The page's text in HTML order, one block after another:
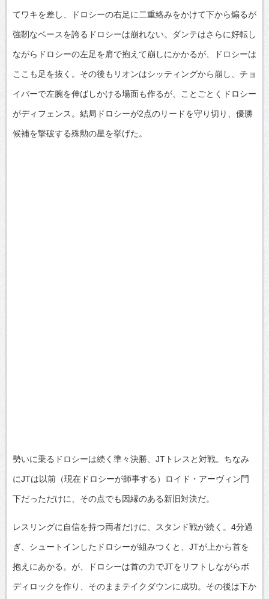
てワキを差し、ドロシーの右足に二重絡みをかけて下から煽るが
強靭なベースを誇るドロシーは崩れない。ダンテはさらに好転し
ながらドロシーの左足を肩で抱えて崩しにかかるが、ドロシーは
ここも足を抜く。その後もリオンはシッティングから崩し、チョ
イバーで左腕を伸ばしかける場面も作るが、ことごとくドロシー
がディフェンス。結局ドロシーが2点のリードを守り切り、優勝
候補を撃破する殊勲の星を挙げた。
勢いに乗るドロシーは続く準々決勝、JTトレスと対戦。ちなみ
にJTは以前（現在ドロシーが師事する）ロイド・アーヴィン門
下だっただけに、その点でも因縁のある新旧対決だ。
レスリングに自信を持つ両者だけに、スタンド戦が続く。4分過
ぎ、シュートインしたドロシーが組みつくと、JTが上から首を
抱えにあかる。が、ドロシーは首の力でJTをリフトしながらボ
ディロックを作り、そのままテイクダウンに成功。その後は下か